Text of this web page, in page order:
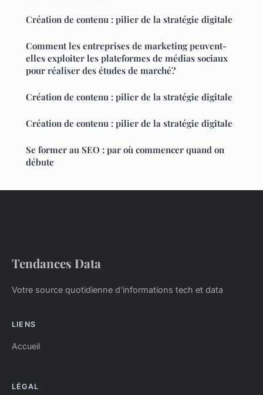
Création de contenu : pilier de la stratégie digitale
Comment les entreprises de marketing peuvent-
elles exploiter les plateformes de médias sociaux
pour réaliser des études de marché?
Création de contenu : pilier de la stratégie digitale
Création de contenu : pilier de la stratégie digitale
Se former au SEO : par où commencer quand on
débute
Tendances Data
Votre source quotidienne d'informations tech et data
LIENS
Accueil
LÉGAL